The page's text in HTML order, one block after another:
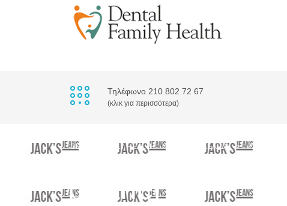
Τηλέφωνο 210 802 72 67
(κλικ για περισσότερα)
DENTAL FAMILY HEALTH > ΑΡΧΙΚΉ ΣΕΛΊΔΑ > PARTNER_1
partner_1